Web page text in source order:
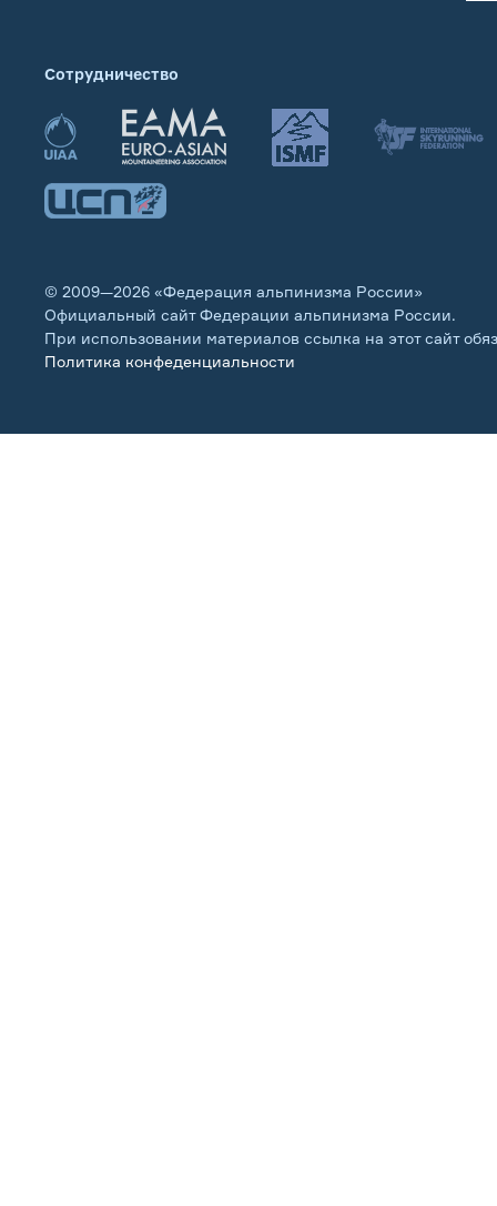
Сотрудничество
© 2009—2026 «Федерация альпинизма России»
Официальный сайт Федерации альпинизма России.
При использовании материалов ссылка на этот сайт
Политика конфеденциальности